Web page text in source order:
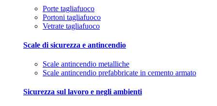
Porte tagliafuoco
Portoni tagliafuoco
Vetrate tagliafuoco
Scale di sicurezza e antincendio
Scale antincendio metalliche
Scale antincendio prefabbricate in cemento armato
Sicurezza sul lavoro e negli ambienti